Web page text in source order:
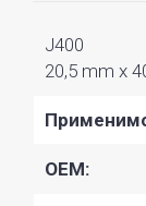
J400
20,5 mm x
OEM: